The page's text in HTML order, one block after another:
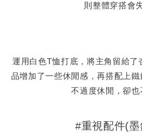
則整體穿搭會
運用白色T恤打底，將主角留給
品增加了一些休閒感，再搭配上
不過度休閒，卻也
#重視配件(